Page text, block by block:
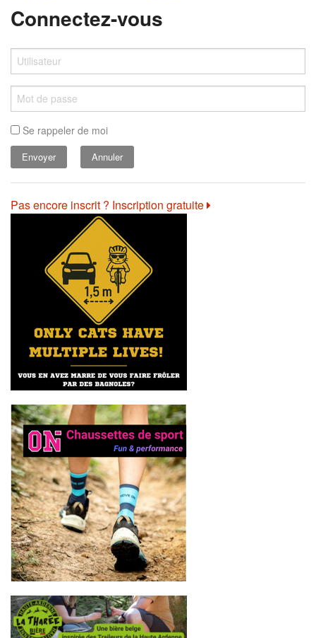
Connectez-vous
Se rappeler de moi
Annuler
Pas encore inscrit ? Inscription gratuite